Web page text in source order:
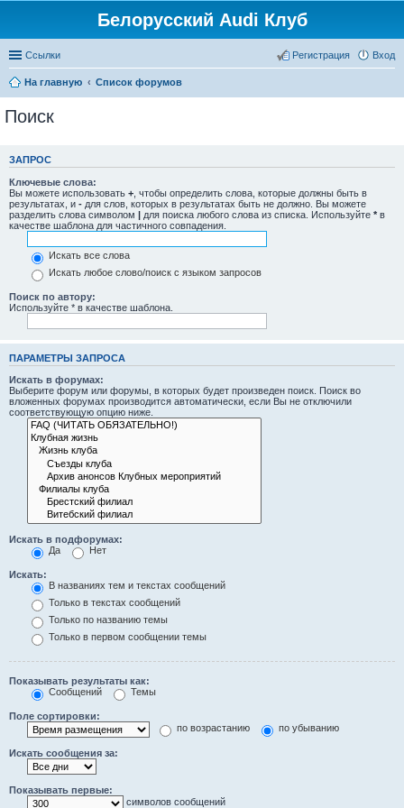
Белорусский Audi Клуб
Ссылки Вход
Регистрация
На главную Список форумов
Поиск
ЗАПРОС
Ключевые слова:
Вы можете использовать + , чтобы определить слова, которые должны быть в
результатах, и - для слов, которых в результатах быть не должно. Вы можете
разделить слова символом | для поиска любого слова из списка. Используйте * в
качестве шаблона для частичного совпадения.
Искать все слова
Искать любое слово/поиск с языком запросов
Поиск по автору:
Используйте * в качестве шаблона.
ПАРАМЕТРЫ ЗАПРОСА
Искать в форумах:
Выберите форум или форумы, в которых будет произведен поиск. Поиск во
вложенных форумах производится автоматически, если Вы не отключили
соответствующую опцию ниже.
Искать в подфорумах:
Да
Нет
Искать:
В названиях тем и текстах сообщений
Только в текстах сообщений
Только по названию темы
Только в первом сообщении темы
Показывать результаты как:
Сообщений
Темы
Поле сортировки:
по возрастанию
по убыванию
Искать сообщения за:
Показывать первые:
символов сообщений